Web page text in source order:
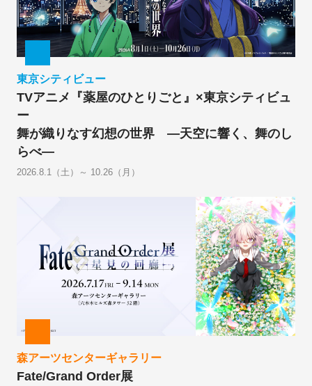
東京シティビュー
TVアニメ『薬屋のひとりごと』×東京シティビュ
ー
舞が織りなす幻想の世界 ―天空に響く、舞のし
らべ―
2026.8.1（土）～ 10.26（月）
森アーツセンターギャラリー
Fate/Grand Order展